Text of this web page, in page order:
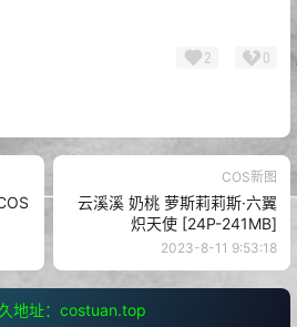
2 0
COS新图
云溪溪 奶桃 萝斯莉莉斯·六翼
炽天使 [24P-241MB]
2023-8-11 9:53:18
地址：costuan.top